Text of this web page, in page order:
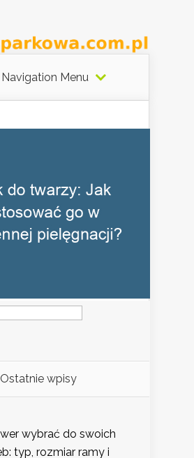
Navigation Menu
Ostatnie wpisy
wybrać do swoich
typ, rozmiar ramy i